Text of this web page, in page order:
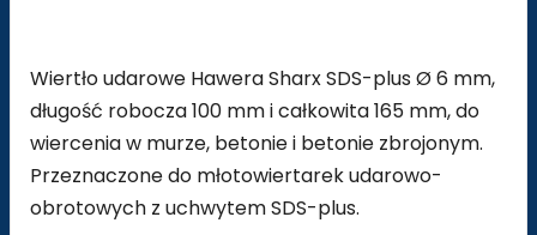
Wiertło udarowe Hawera Sharx SDS-plus Ø 6 mm,
długość robocza 100 mm i całkowita 165 mm, do
wiercenia w murze, betonie i betonie zbrojonym.
Przeznaczone do młotowiertarek udarowo-
obrotowych z uchwytem SDS-plus.